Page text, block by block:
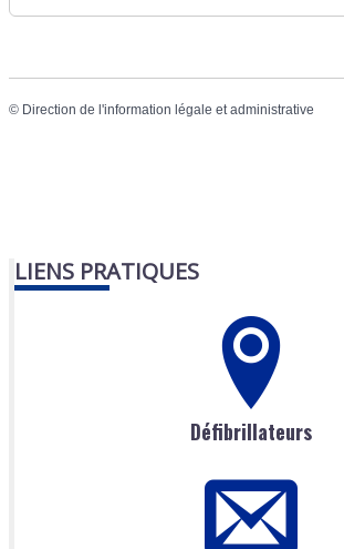
© Direction de l'information légale et administrative
LIENS PRATIQUES
Défibrillateurs